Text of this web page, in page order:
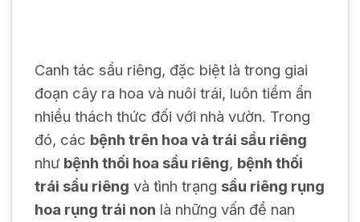
Canh tác sầu riêng, đặc biệt là trong giai
đoạn cây ra hoa và nuôi trái, luôn tiềm ẩn
nhiều thách thức đối với nhà vườn. Trong
đó, các bệnh trên hoa và trái sầu riêng
như bệnh thối hoa sầu riêng, bệnh thối
trái sầu riêng và tình trạng sầu riêng rụng
hoa rụng trái non là những vấn đề nan